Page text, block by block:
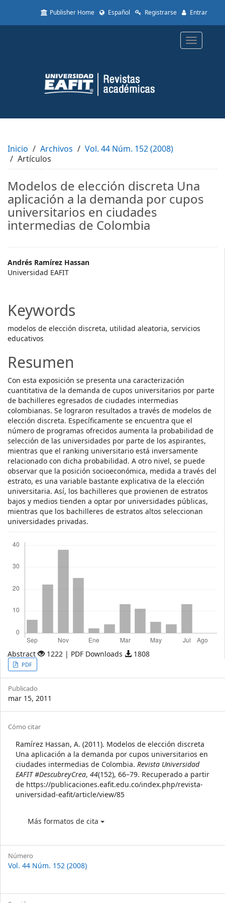
to
Content
Sidebar
Publisher Home Español Registrarse Entrar
Toggle
Inicio Archivos
Vol. 44 Núm. 152 (2008)
Artículos
Modelos de elección discreta Una
aplicación a la demanda por cupos
universitarios en ciudades
intermedias de Colombia
Main
Article
Andrés Ramírez Hassan
Universidad EAFIT
Keywords
modelos de elección discreta, utilidad aleatoria, servicios
educativos
Resumen
Con esta exposición se presenta una caracterización
cuantitativa de la demanda de cupos universitarios por parte
de bachilleres egresados de ciudades intermedias
colombianas. Se lograron resultados a través de modelos de
elección discreta. Específicamente se encuentra que el
número de programas ofrecidos aumenta la probabilidad de
selección de las universidades por parte de los aspirantes,
mientras que el ranking universitario está inversamente
relacionado con dicha probabilidad. A otro nivel, se puede
observar que la posición socioeconómica, medida a través del
estrato, es una variable bastante explicativa de la elección
universitaria. Así, los bachilleres que provienen de estratos
bajos y medios tienden a optar por universidades públicas,
mientras que los bachilleres de estratos altos seleccionan
universidades privadas.
Abstract 1222 | PDF Downloads 1808
Article
Sidebar
PDF
Publicado
mar 15, 2011
Article
Details
Cómo citar
Ramírez Hassan, A. (2011). Modelos de elección discreta
Una aplicación a la demanda por cupos universitarios en
ciudades intermedias de Colombia. Revista Universidad
EAFIT #DescubreyCrea, 44(152), 66–79. Recuperado a partir
de https://publicaciones.eafit.edu.co/index.php/revista-
universidad-eafit/article/view/85
Más formatos de cita
Número
Vol. 44 Núm. 152 (2008)